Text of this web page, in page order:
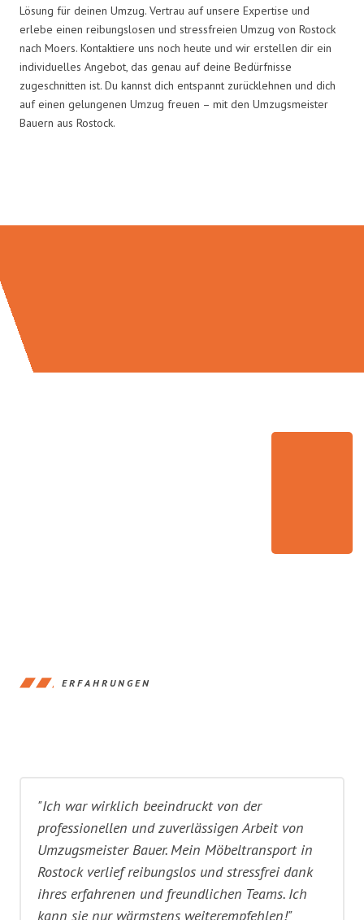
Lösung für deinen Umzug. Vertrau auf unsere Expertise und
erlebe einen reibungslosen und stressfreien Umzug von Rostock
nach Moers. Kontaktiere uns noch heute und wir erstellen dir ein
individuelles Angebot, das genau auf deine Bedürfnisse
zugeschnitten ist. Du kannst dich entspannt zurücklehnen und dich
auf einen gelungenen Umzug freuen – mit den Umzugsmeister
Bauern aus Rostock.
ERFAHRUNGEN
"Ich war wirklich beeindruckt von der
professionellen und zuverlässigen Arbeit von
Umzugsmeister Bauer. Mein Möbeltransport in
Rostock verlief reibungslos und stressfrei dank
ihres erfahrenen und freundlichen Teams. Ich
kann sie nur wärmstens weiterempfehlen!"